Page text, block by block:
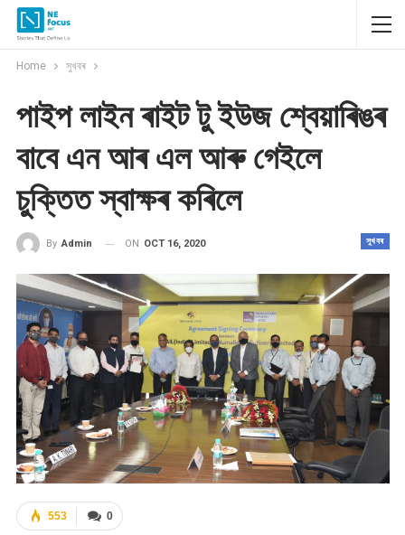
Home সুখবৰ
পাইপ লাইন ৰাইট টু ইউজ শ্বেয়াৰিঙৰ
বাবে এন আৰ এল আৰু গেইলে
চুক্তিত স্বাক্ষৰ কৰিলে
সুখবৰ
By Admin ON OCT 16, 2020
0
553